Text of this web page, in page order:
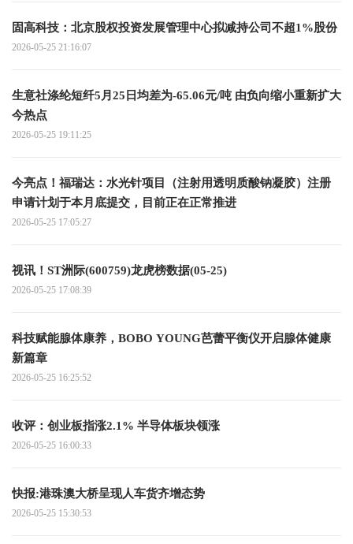
固高科技：北京股权投资发展管理中心拟减持公司不超1%股份
2026-05-25 21:16:07
生意社涤纶短纤5月25日均差为-65.06元/吨 由负向缩小重新扩大
今热点
2026-05-25 19:11:25
今亮点！福瑞达：水光针项目（注射用透明质酸钠凝胶）注册
申请计划于本月底提交，目前正在正常推进
2026-05-25 17:05:27
视讯！ST洲际(600759)龙虎榜数据(05-25)
2026-05-25 17:08:39
科技赋能腺体康养，BOBO YOUNG芭蕾平衡仪开启腺体健康
新篇章
2026-05-25 16:25:52
收评：创业板指涨2.1% 半导体板块领涨
2026-05-25 16:00:33
快报:港珠澳大桥呈现人车货齐增态势
2026-05-25 15:30:53